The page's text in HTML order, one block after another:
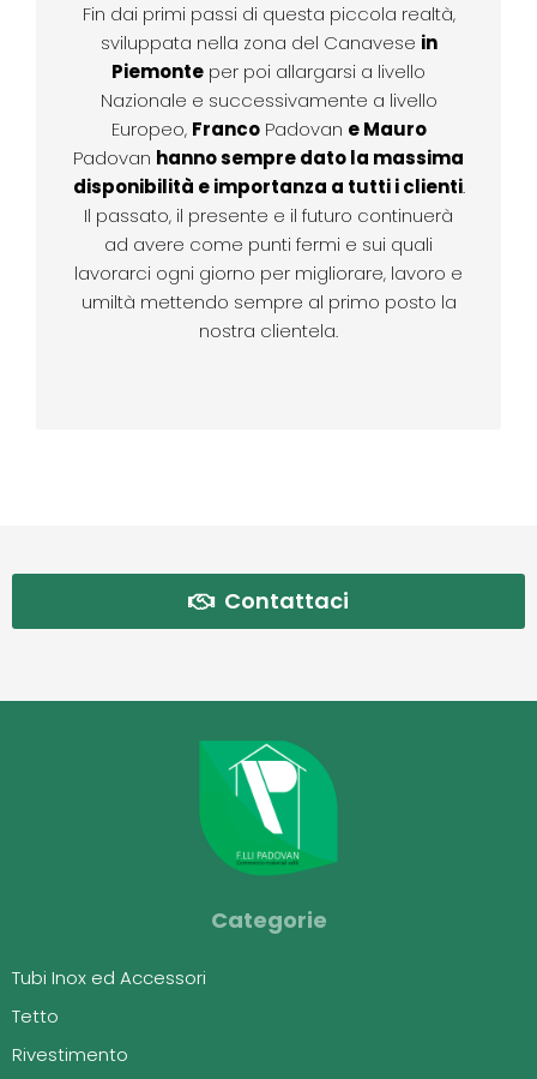
Fin dai primi passi di questa piccola realtà,
sviluppata nella zona del Canavese in
Piemonte per poi allargarsi a livello
Nazionale e successivamente a livello
Europeo, FrancoPadovan e Mauro
Padovan hanno sempre dato la massima
disponibilità e importanza a tutti i clienti.
Il passato, il presente e il futuro continuerà
ad avere come punti fermi e sui quali
lavorarci ogni giorno per migliorare, lavoro e
umiltà mettendo sempre al primo posto la
nostra clientela.
Contattaci
Categorie
Tubi Inox ed Accessori
Tetto
Rivestimento